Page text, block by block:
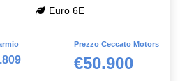
Euro 6E
Prezzo Ceccato Motors
€50.900